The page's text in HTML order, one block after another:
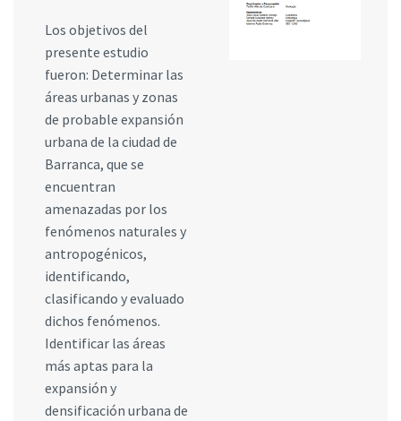
Los objetivos del
presente estudio
fueron: Determinar las
áreas urbanas y zonas
de probable expansión
urbana de la ciudad de
Barranca, que se
encuentran
amenazadas por los
fenómenos naturales y
antropogénicos,
identificando,
clasificando y evaluado
dichos fenómenos.
Identificar las áreas
más aptas para la
expansión y
densificación urbana de